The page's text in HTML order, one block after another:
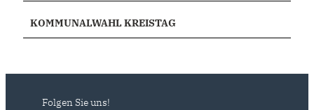
KOMMUNALWAHL KREISTAG
Folgen Sie uns!